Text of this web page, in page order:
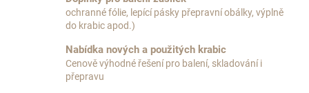
c
r
v
á
n
ochranné fólie, lepící pásky přepravní obálky, výplně
do krabic apod.)
Nabídka nových a použitých krabic
Cenově výhodné řešení pro balení, skladování i
přepravu